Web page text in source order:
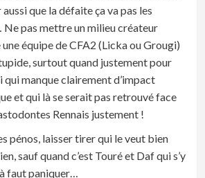
aussi que la défaite ça va pas les
pas mettre un milieu créateur
équipe de CFA2 (Licka ou Grougi)
surtout quand justement pour
qui manque clairement d’impact
et qui là se serait pas retrouvé face
Rennais justement !
pénos, laisser tirer qui le veut bien
sauf quand c’est Touré et Daf qui s’y
faut paniquer…